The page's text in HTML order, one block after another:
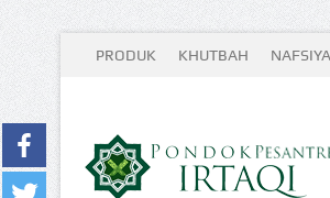
PRODUK KHUTBAH